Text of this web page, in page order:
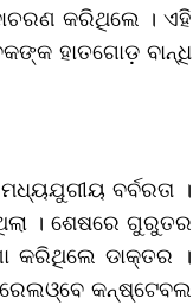
କରିଥିଲେ । ଏହି
ହାତଗୋଡ଼ ବାନ୍ଧି
ବର୍ବରତା ।
। ଶେଷରେ ଗୁରୁତର
କରିଥିଲେ ଡାକ୍ତର ।
କନ୍ଷ୍ଟେବଲ